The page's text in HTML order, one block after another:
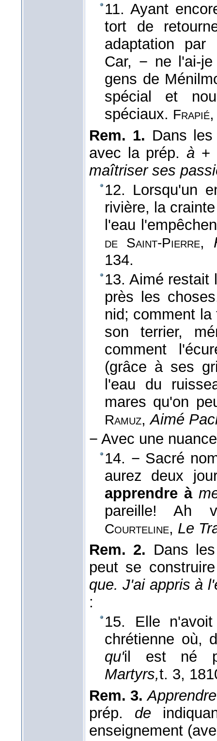
11. Ayant
tort de
adaptation par
Car, − ne l'ai-
gens de
spécial et
spéciaux. Frapié
Rem. 1. Dans
avec la prép.à +
maîtriser ses
12. Lorsqu'un
rivière, la
l'eau
de Saint-Pierre,
134.
13. Aimé
près les
nid; comment
son terrier,
comment
(grâce à ses
l'eau du
mares qu'on
Ramuz,Aimé
− Avec une
14. − Sacré
aurez deux
apprendre à
pareille! Ah
Courteline, Le
Rem. 2. Dans
peut se
que. J'ai appris à
:
15. Elle
chrétienne où,
qu'il est né
Martyrs,t. 3,
Rem. 3.Apprendre
prép. de
enseignement